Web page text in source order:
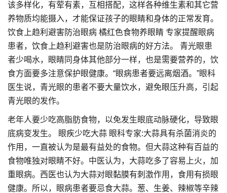
该多样化，有荤有素，互相搭配，这样各种维生素和其它营
养物质均能摄入，才能保证孩子的眼睛和身体的正常发育。
饮食上趋利避害防治眼病 橘红色食物养眼睛 专家提醒眼病
患者，饮食上趋利避害也是防治眼病的好方法。 青光眼患
者少喝水，眼睛同身体其他部分一样，也是需要营养的，饮
食方面要多注意保护眼健康。“眼病患者要远离烟酒。”眼科
医生说，青光眼的患者不要大量饮水，避免眼压升高，引起
青光眼的发作。
老年人要少吃高脂肪食物，以免发生眼底动脉硬化，导致眼
底病变发生。 眼疾少吃大蒜 眼科专家:大蒜具有杀菌消炎的
作用，一直被认为是最有益处的食物。但大蒜这种有百益的
食物唯独对眼睛不好。中医认为，大蒜吃多了容易上火，加
重眼病。西医也认为大蒜对眼黏膜有刺激作用，食用有损眼
健康。所以，眼病患者要忌食大蒜。葱、生姜、辣椒等辛辣